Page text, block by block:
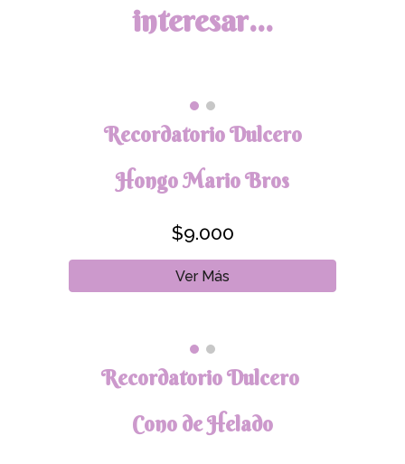
interesar...
Recordatorio Dulcero
Hongo Mario Bros
$9.000
Ver Más
Recordatorio Dulcero
Cono de Helado